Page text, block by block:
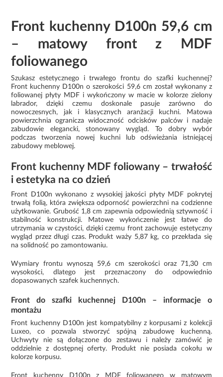
Front kuchenny D100n 59,6 cm
– matowy front z MDF
foliowanego
Szukasz estetycznego i trwałego frontu do szafki kuchennej?
Front kuchenny D100n o szerokości 59,6 cm został wykonany z
foliowanej płyty MDF i wykończony w macie w kolorze zielony
labrador, dzięki czemu doskonale pasuje zarówno do
nowoczesnych, jak i klasycznych aranżacji kuchni. Matowa
powierzchnia ogranicza widoczność odcisków palców i nadaje
zabudowie elegancki, stonowany wygląd. To dobry wybór
podczas tworzenia nowej kuchni lub odświeżania istniejącej
zabudowy meblowej.
Front kuchenny MDF foliowany – trwałość
i estetyka na co dzień
Front D100n wykonano z wysokiej jakości płyty MDF pokrytej
trwałą folią, która zwiększa odporność powierzchni na codzienne
użytkowanie. Grubość 1,8 cm zapewnia odpowiednią sztywność i
stabilność konstrukcji. Matowe wykończenie jest łatwe do
utrzymania w czystości, dzięki czemu front zachowuje estetyczny
wygląd przez długi czas. Produkt waży 5,87 kg, co przekłada się
na solidność po zamontowaniu.
Wymiary frontu wynoszą 59,6 cm szerokości oraz 71,30 cm
wysokości, dlatego jest przeznaczony do odpowiednio
dopasowanych szafek kuchennych.
Front do szafki kuchennej D100n – informacje o
montażu
Front kuchenny D100n jest kompatybilny z korpusami z kolekcji
Luxeo, co pozwala stworzyć spójną zabudowę kuchenną.
Uchwyty nie są dołączone do zestawu i należy zamówić je
oddzielnie z dostępnej oferty. Produkt nie posiada cokołu w
kolorze korpusu.
Front kuchenny D100n z MDF foliowanego w matowym